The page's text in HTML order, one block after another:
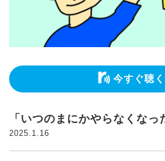
今すぐ聴く
「いつのまにかやらなくな
2025.1.16